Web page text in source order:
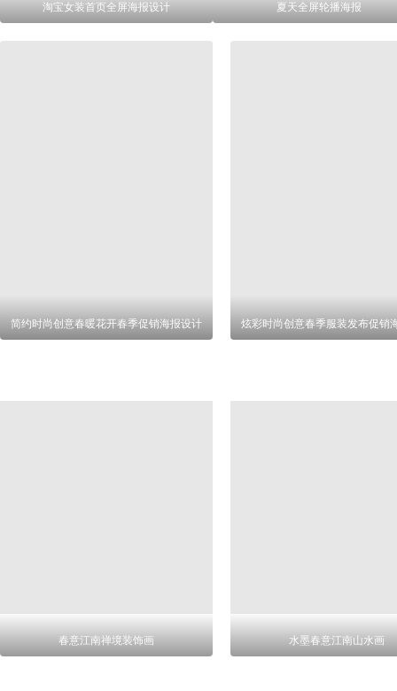
淘宝女装首页全屏海报设计 夏天全屏轮播海报
简约时尚创意春暖花开春季促销海报设计 炫彩时尚创意春季服装发布促销
春意江南禅境装饰画 水墨春意江南山水画